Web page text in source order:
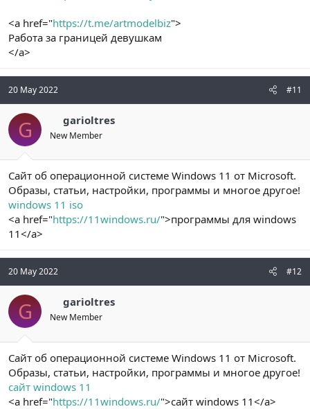
<a href="https://t.me/artmodelbiz">
Работа за границей девушкам
</a>
20 May 2022 #11
G garioltres
New Member
Сайт об операционной системе Windows 11 от Microsoft.
Образы, статьи, настройки, программы и многое другое!
windows 11 iso
<a href="https://11windows.ru/">программы для windows
11</a>
20 May 2022 #12
G garioltres
New Member
Сайт об операционной системе Windows 11 от Microsoft.
Образы, статьи, настройки, программы и многое другое!
сайт windows 11
<a href="https://11windows.ru/">сайт windows 11</a>